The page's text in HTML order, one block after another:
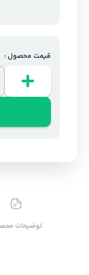
قیمت محصول :
توضیحات